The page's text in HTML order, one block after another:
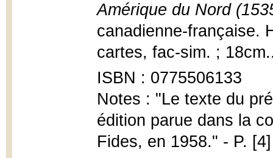
Amérique du Nord
canadienne-française.
cartes, fac-sim. ;
ISBN : 0775506133
Notes : "Le texte du
édition parue dans la
Fides, en 1958." - P. [4]